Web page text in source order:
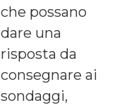
che possano
dare una
risposta da
consegnare ai
sondaggi,